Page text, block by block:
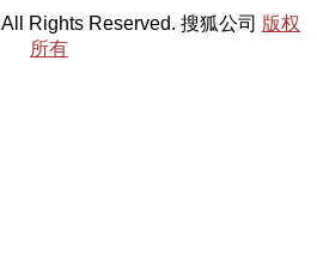
Rights Reserved. 搜狐公司 版权
所有